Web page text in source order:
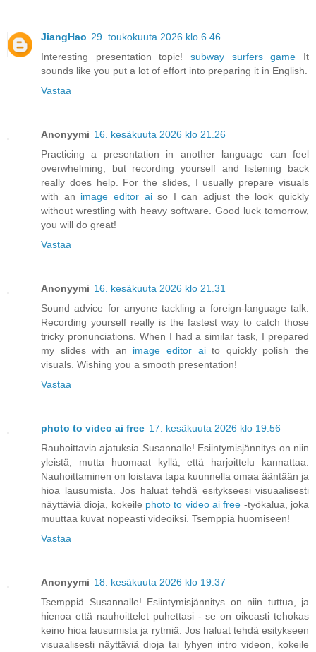
JiangHao 29. toukokuuta 2026 klo 6.46
Interesting presentation topic! subway surfers game It
sounds like you put a lot of effort into preparing it in English.
Vastaa
Anonyymi 16. kesäkuuta 2026 klo 21.26
Practicing a presentation in another language can feel
overwhelming, but recording yourself and listening back
really does help. For the slides, I usually prepare visuals
with an image editor aiso I can adjust the look quickly
without wrestling with heavy software. Good luck tomorrow,
you will do great!
Vastaa
Anonyymi 16. kesäkuuta 2026 klo 21.31
Sound advice for anyone tackling a foreign-language talk.
Recording yourself really is the fastest way to catch those
tricky pronunciations. When I had a similar task, I prepared
my slides with an image editor aito quickly polish the
visuals. Wishing you a smooth presentation!
Vastaa
photo to video ai free 17. kesäkuuta 2026 klo 19.56
Rauhoittavia ajatuksia Susannalle! Esiintymisjännitys on niin
yleistä, mutta huomaat kyllä, että harjoittelu kannattaa.
Nauhoittaminen on loistava tapa kuunnella omaa ääntään ja
hioa lausumista. Jos haluat tehdä esitykseesi visuaalisesti
näyttäviä dioja, kokeile photo to video ai free -työkalua, joka
muuttaa kuvat nopeasti videoiksi. Tsemppiä huomiseen!
Vastaa
Anonyymi 18. kesäkuuta 2026 klo 19.37
Tsemppiä Susannalle! Esiintymisjännitys on niin tuttua, ja
hienoa että nauhoittelet puhettasi - se on oikeasti tehokas
keino hioa lausumista ja rytmiä. Jos haluat tehdä esitykseen
visuaalisesti näyttäviä dioja tai lyhyen intro videon, kokeile